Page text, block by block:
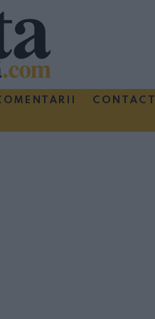
CONTACT